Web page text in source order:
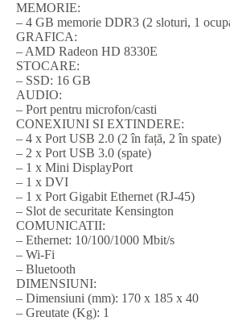
MEMORIE:
– 4 GB memorie DDR3 (2 sloturi, 1
GRAFICA:
– AMD Radeon HD 8330E
STOCARE:
– SSD: 16 GB
AUDIO:
– Port pentru microfon/casti
CONEXIUNI SI EXTINDERE:
– 4 x Port USB 2.0 (2 în față, 2 în spate)
– 2 x Port USB 3.0 (spate)
– 1 x Mini DisplayPort
– 1 x DVI
– 1 x Port Gigabit Ethernet (RJ-45)
– Slot de securitate Kensington
COMUNICATII:
– Ethernet: 10/100/1000 Mbit/s
– Wi-Fi
– Bluetooth
DIMENSIUNI:
– Dimensiuni (mm): 170 x 185 x 40
– Greutate (Kg): 1